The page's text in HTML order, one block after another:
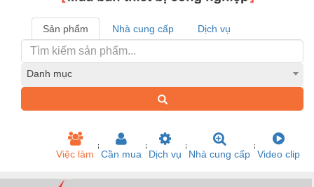
Sản phẩm Nhà cung cấp Dịch vụ
Danh mục
Việc làm Cần mua Dịch vụ Nhà cung cấp Video clip